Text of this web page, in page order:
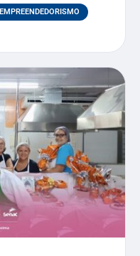
EMPREENDEDORISMO